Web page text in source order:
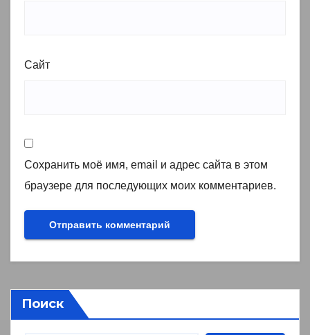
Сайт
Сохранить моё имя, email и адрес сайта в этом
браузере для последующих моих комментариев.
Поиск